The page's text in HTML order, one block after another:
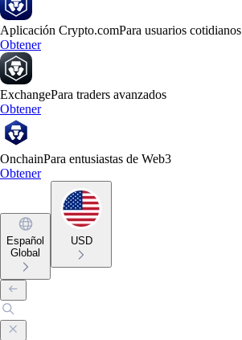
Aplicación Crypto.comPara usuarios cotidianos
Obtener
ExchangePara traders avanzados
Obtener
OnchainPara entusiastas de Web3
Obtener
Español
Global
USD